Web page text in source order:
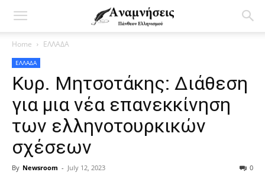
Home ΕΛΛΑΔΑ
ΕΛΛΑΔΑ
Κυρ. Μητσοτάκης: Διάθεση
για μια νέα επανεκκίνηση
των ελληνοτουρκικών
σχέσεων
By Newsroom - July 12, 2023 0